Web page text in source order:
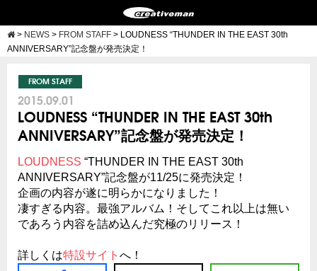
> NEWS > FROM STAFF > LOUDNESS “THUNDER IN THE EAST 30th
ANNIVERSARY”記念盤が発売決定！
FROM STAFF
2015.09.01
LOUDNESS “THUNDER IN THE EAST 30th
ANNIVERSARY”記念盤が発売決定！
LOUDNESS “THUNDER IN THE EAST 30th
ANNIVERSARY”記念盤が11/25に発売決定！
企画の内容が遂に明らかになりました！
凄すぎる内容。最強アルバム！そしてこれ以上は無い
であろう内容を詰め込んだ究極のリリース！
詳しくは特設サイト へ！